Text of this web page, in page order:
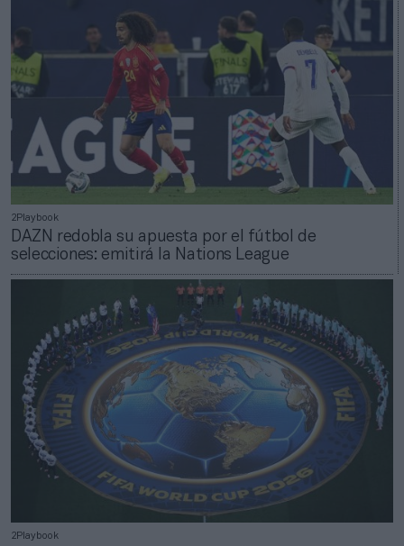
2Playbook
DAZN redobla su apuesta por el fútbol de
selecciones: emitirá la Nations League
2Playbook